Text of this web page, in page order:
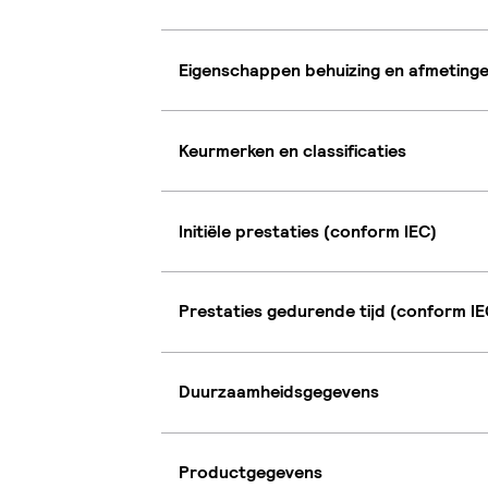
Eigenschappen behuizing en
Keurmerken en classificaties
Initiële prestaties (conform IEC)
Prestaties gedurende tijd (conform
Duurzaamheidsgegevens
Productgegevens